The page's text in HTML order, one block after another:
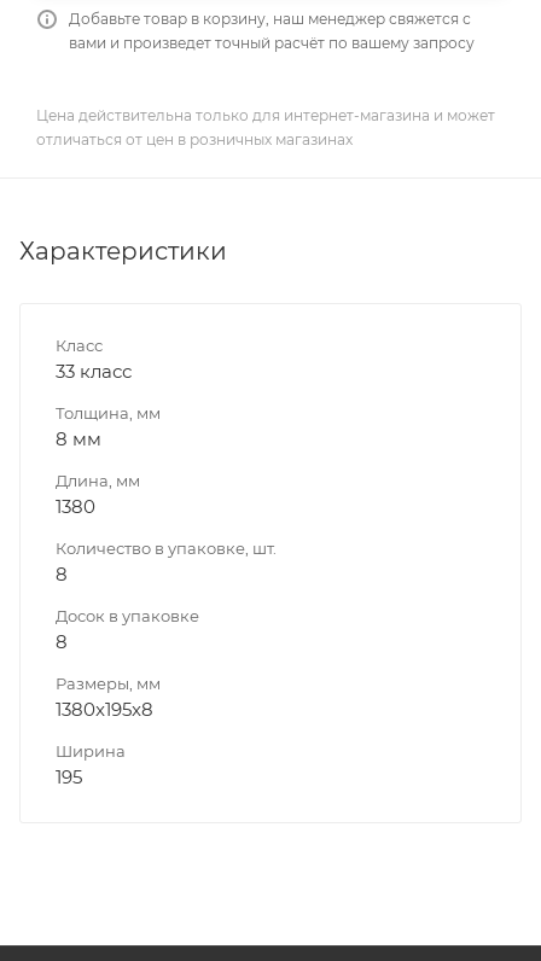
Добавьте товар в корзину, наш менеджер свяжется с
вами и произведет точный расчёт по вашему запросу
Цена действительна только для интернет-магазина и может
отличаться от цен в розничных магазинах
Характеристики
Класс
33 класс
Толщина, мм
8 мм
Длина, мм
1380
Количество в упаковке, шт.
8
Досок в упаковке
8
Размеры, мм
1380x195x8
Ширина
195